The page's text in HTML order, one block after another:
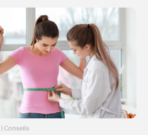
|Conseils